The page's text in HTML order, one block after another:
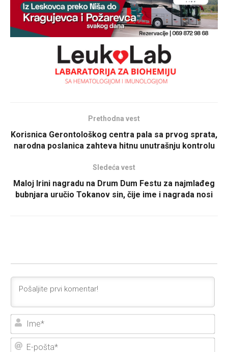
Prethodna vest
Korisnica Gerontološkog centra pala sa prvog sprata,
narodna poslanica zahteva hitnu unutrašnju kontrolu
Sledeća vest
Maloj Irini nagradu na Drum Dum Festu za najmlađeg
bubnjara uručio Tokanov sin, čije ime i nagrada nosi
E-